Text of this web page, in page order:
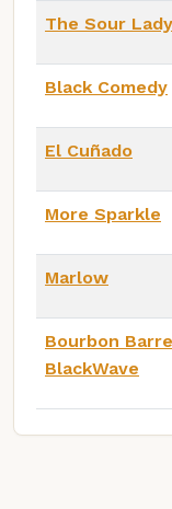
The Sour Lady
Black Comedy
El Cuñado
More Sparkle
Marlow
Bourbon
BlackWave